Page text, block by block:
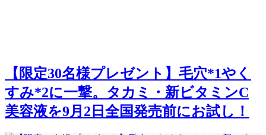
【限定30名様プレゼント】毛穴*1やく
すみ*2に一撃。タカミ・新ビタミンC
美容液を9月2日全国発売前にお試し！